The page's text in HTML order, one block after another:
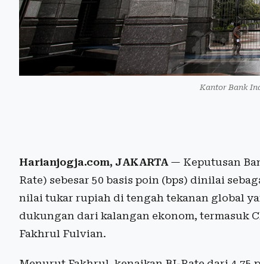
Kantor Bank
Harianjogja.com, JAKARTA — Keputusan
Rate) sebesar 50 basis poin (bps) dinilai
nilai tukar rupiah di tengah tekanan global
dukungan dari kalangan ekonom, termasuk
Fakhrul Fulvian.